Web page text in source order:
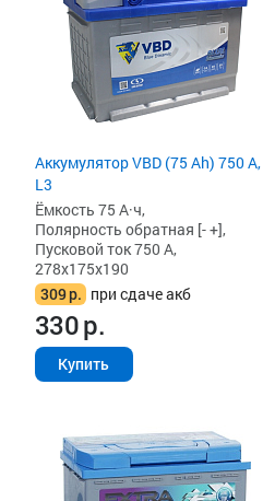
Аккумулятор VBD (75 Ah) 750 А,
L3
Ёмкость 75 А·ч,
Полярность обратная [- +],
Пусковой ток 750 А,
278x175x190
309р. при сдаче акб
330р.
Купить